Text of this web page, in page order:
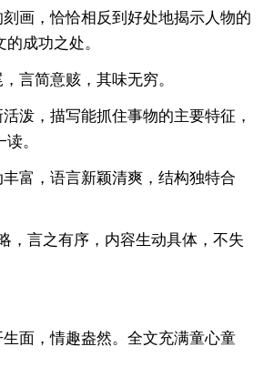
画，恰恰相反到好处地揭示人物的
成功之处。
言简意赅，其味无穷。
泼，描写能抓住事物的主要特征，
。
富，语言新颖清爽，结构独特合
，言之有序，内容生动具体，不失
面，情趣盎然。全文充满童心童